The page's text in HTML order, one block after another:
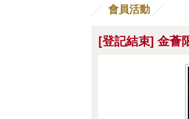
會員活動
[登記結束] 金薈